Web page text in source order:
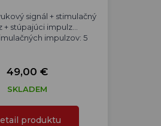
signál + stimulačný
+ stúpajúci impulz...
impulzov: 5
49,00 €
SKLADEM
produktu